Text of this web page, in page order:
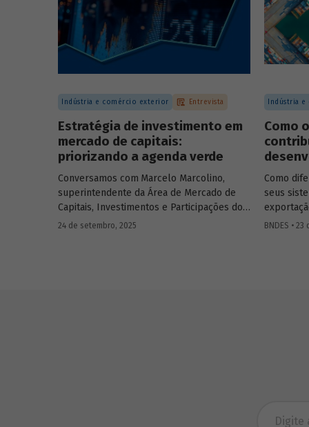
Indústria e comércio exterior Entrevista
Estratégia de investimento em
mercado de capitais:
priorizando a agenda verde
Conversamos com Marcelo Marcolino,
superintendente da Área de Mercado de
Capitais, Investimentos e Participações do
BNDES, e representantes de duas das
24 de setembro, 2025
Indústria
Como
Como
seus
principais
BNDES •